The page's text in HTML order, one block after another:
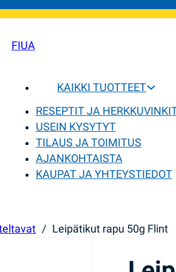
FIUA
KAIKKI TUOTTEET
RESEPTIT JA
USEIN KYSYTYT
TILAUS JA TOIMITUS
AJANKOHTAISTA
KAUPAT JA YHTEYSTIEDOT
/ Leipätikut rapu 50g Flint